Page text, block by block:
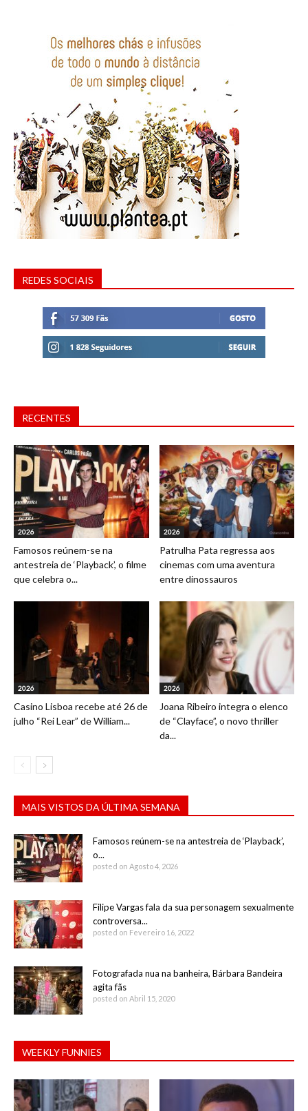
REDES SOCIAIS
RECENTES
2026
Famosos reúnem-se na
antestreia de ‘Playback’, o filme
que celebra o...
2026
Patrulha Pata regressa aos
cinemas com uma aventura
entre dinossauros
2026
Casino Lisboa recebe até 26 de
julho “Rei Lear” de William...
2026
Joana Ribeiro integra o elenco
de “Clayface”, o novo thriller
da...
MAIS VISTOS DA ÚLTIMA SEMANA
Famosos reúnem-se na antestreia de ‘Playback’,
o...
posted on Agosto 4, 2026
Filipe Vargas fala da sua personagem sexualmente
controversa...
posted on Fevereiro 16, 2022
Fotografada nua na banheira, Bárbara Bandeira
agita fãs
posted on Abril 15, 2020
WEEKLY FUNNIES